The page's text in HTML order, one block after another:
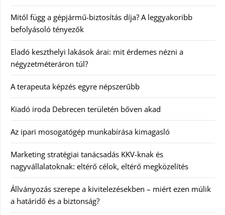
Mitől függ a gépjármű-biztosítás díja? A leggyakoribb
befolyásoló tényezők
Eladó keszthelyi lakások árai: mit érdemes nézni a
négyzetméteráron túl?
A terapeuta képzés egyre népszerűbb
Kiadó iroda Debrecen területén bőven akad
Az ipari mosogatógép munkabírása kimagasló
Marketing stratégiai tanácsadás KKV-knak és
nagyvállalatoknak: eltérő célok, eltérő megközelítés
Állványozás szerepe a kivitelezésekben – miért ezen múlik
a határidő és a biztonság?